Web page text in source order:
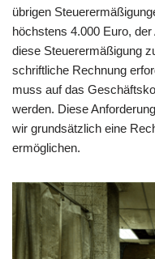
übrigen
höchstens 4.000 Euro,
diese Steuerermäßigung
schriftliche Rechnung
muss auf das
werden. Diese
wir grundsätzlich eine
ermöglichen.